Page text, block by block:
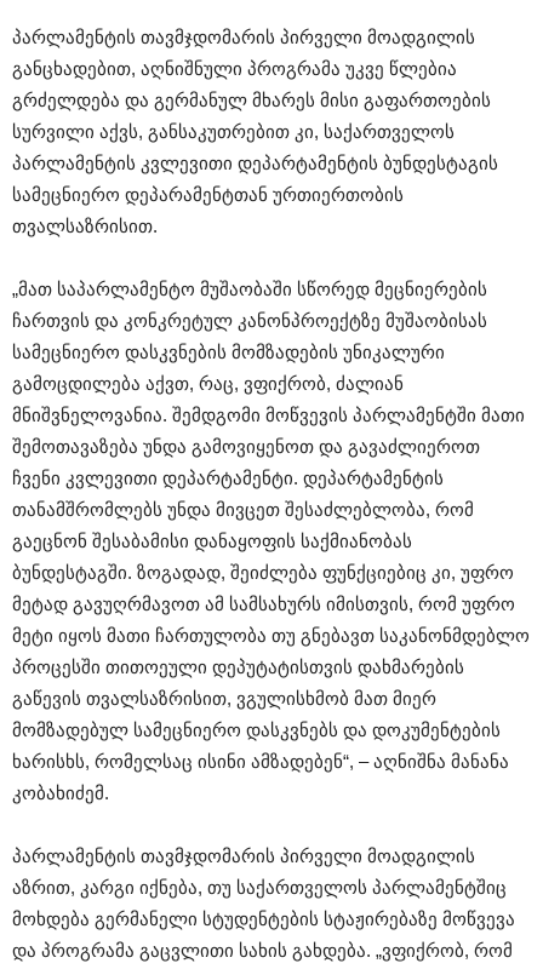
პარლამენტის თავმჯდომარის პირველი მოადგილის
განცხადებით, აღნიშნული პროგრამა უკვე წლებია
გრძელდება და გერმანულ მხარეს მისი გაფართოების
სურვილი აქვს, განსაკუთრებით კი, საქართველოს
პარლამენტის კვლევითი დეპარტამენტის ბუნდესტაგის
სამეცნიერო დეპარამენტთან ურთიერთობის
თვალსაზრისით.
„მათ საპარლამენტო მუშაობაში სწორედ მეცნიერების
ჩართვის და კონკრეტულ კანონპროექტზე მუშაობისას
სამეცნიერო დასკვნების მომზადების უნიკალური
გამოცდილება აქვთ, რაც, ვფიქრობ, ძალიან
მნიშვნელოვანია. შემდგომი მოწვევის პარლამენტში მათი
შემოთავაზება უნდა გამოვიყენოთ და გავაძლიეროთ
ჩვენი კვლევითი დეპარტამენტი. დეპარტამენტის
თანამშრომლებს უნდა მივცეთ შესაძლებლობა, რომ
გაეცნონ შესაბამისი დანაყოფის საქმიანობას
ბუნდესტაგში. ზოგადად, შეიძლება ფუნქციებიც კი, უფრო
მეტად გავუღრმავოთ ამ სამსახურს იმისთვის, რომ უფრო
მეტი იყოს მათი ჩართულობა თუ გნებავთ საკანონმდებლო
პროცესში თითოეული დეპუტატისთვის დახმარების
გაწევის თვალსაზრისით, ვგულისხმობ მათ მიერ
მომზადებულ სამეცნიერო დასკვნებს და დოკუმენტების
ხარისხს, რომელსაც ისინი ამზადებენ“, – აღნიშნა მანანა
კობახიძემ.
პარლამენტის თავმჯდომარის პირველი მოადგილის
აზრით, კარგი იქნება, თუ საქართველოს პარლამენტშიც
მოხდება გერმანელი სტუდენტების სტაჟირებაზე მოწვევა
და პროგრამა გაცვლითი სახის გახდება. „ვფიქრობ, რომ